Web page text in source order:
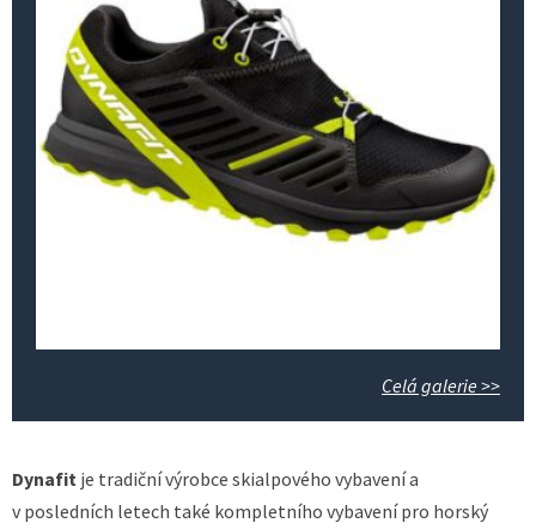
Celá galerie >>
Dynafit je tradiční výrobce skialpového vybavení a
v posledních letech také kompletního vybavení pro horský